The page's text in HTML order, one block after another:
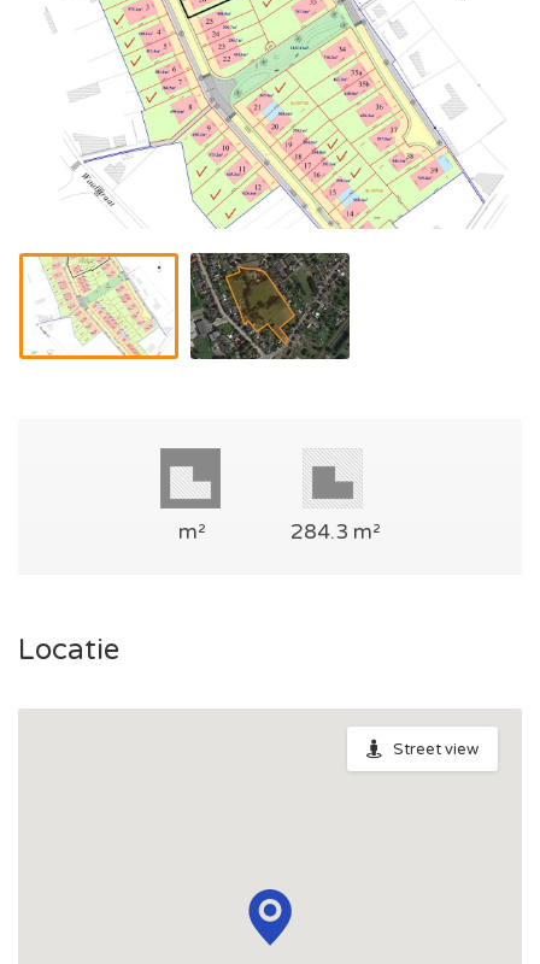
m² 284.3 m²
Locatie
Street view